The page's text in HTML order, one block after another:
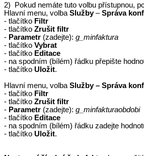
2)
Pokud nemáte tuto volbu přístupnou,
Hlavní menu, volba Služby–Správa
- tlačítko Filtr
- tlačítko Zrušit filtr
- Parametr (zadejte): g_ minfaktura
- tlačítko Vybrat
- tlačítko Editace
- na spodním (bílém) řádku přepište
- tlačítko Uložit.
Hlavní menu, volba Služby – Správa
- tlačítko Filtr
- tlačítko Zrušit filtr
- Parametr (zadejte): g_ minfakturaobdobi
- tlačítko Editace
- na spodním (bílém) řádku zadejte
- tlačítko Uložit.